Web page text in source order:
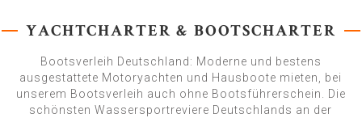
YACHTCHARTER & BOOTSCHARTER
Bootsverleih Deutschland: Moderne und bestens
ausgestattete Motoryachten und Hausboote mieten, bei
unserem Bootsverleih auch ohne Bootsführerschein. Die
schönsten Wassersportreviere Deutschlands an der